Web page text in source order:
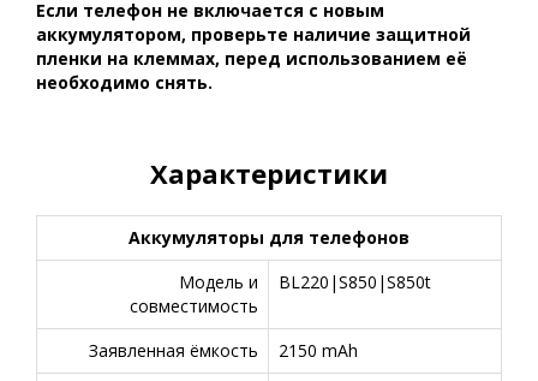
Если телефон не включается с новым
аккумулятором, проверьте наличие защитной
пленки на клеммах, перед использованием её
необходимо снять.
Характеристики
Аккумуляторы для телефонов
Модель и
совместимость
BL220|S850|S850t
Заявленная ёмкость
2150 mAh